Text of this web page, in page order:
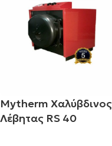
Mytherm Χαλύβδινος
Λέβητας RS 40